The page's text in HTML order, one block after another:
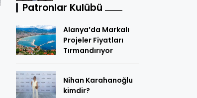
Patronlar Kulübü
Alanya’da Markalı
Projeler Fiyatları
Tırmandırıyor
Nihan Karahanoğlu
kimdir?